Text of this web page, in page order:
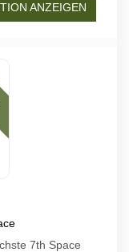
ANZEIGEN
7th Space